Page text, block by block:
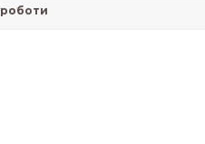
роботи